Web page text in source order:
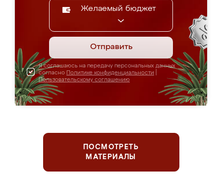
Желаемый бюджет
Отправить
Я соглашаюсь на передачу персональных данных
согласно Политике конфиденциальности
Пользовательскому соглашению
ПОСМОТРЕТЬ
МАТЕРИАЛЫ